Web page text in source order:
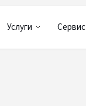
Услуги Сервис